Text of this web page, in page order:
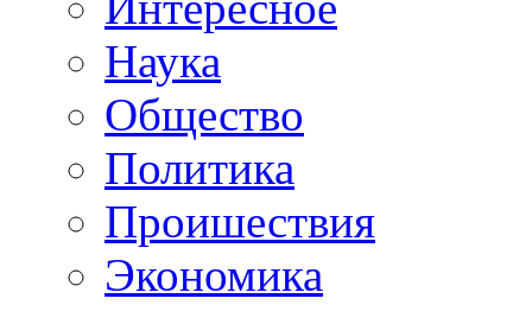
Наука
Общество
Политика
Проишествия
Экономика